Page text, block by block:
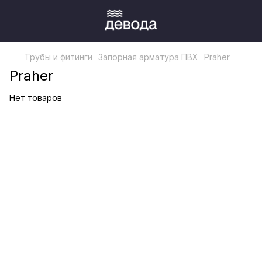
Трубы и фитинги Запорная арматура ПВХ Praher
Praher
Нет товаров